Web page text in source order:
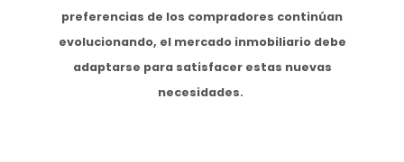
preferencias de los compradores continúan
evolucionando, el mercado inmobiliario debe
adaptarse para satisfacer estas nuevas
necesidades.